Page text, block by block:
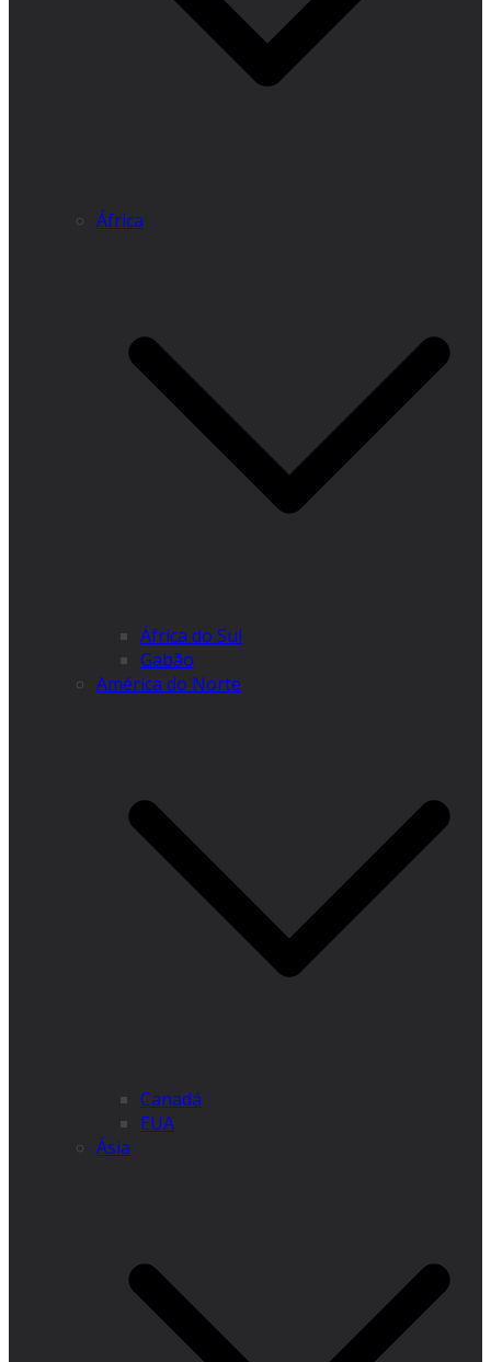
África
África do Sul
Gabão
América do Norte
Canadá
EUA
Ásia